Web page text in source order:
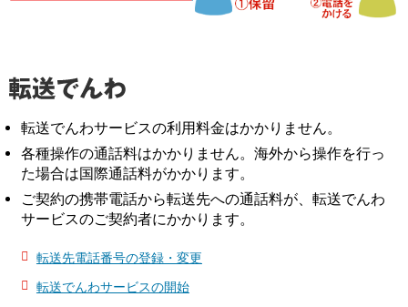
転送でんわサービスの利用料金はかかりません。
各種操作の通話料はかかりません。海外から操作を行っ
た場合は国際通話料がかかります。
ご契約の携帯電話から転送先への通話料が、転送でんわ
サービスのご契約者にかかります。
転送先電話番号の登録・変更
転送でんわサービスの開始